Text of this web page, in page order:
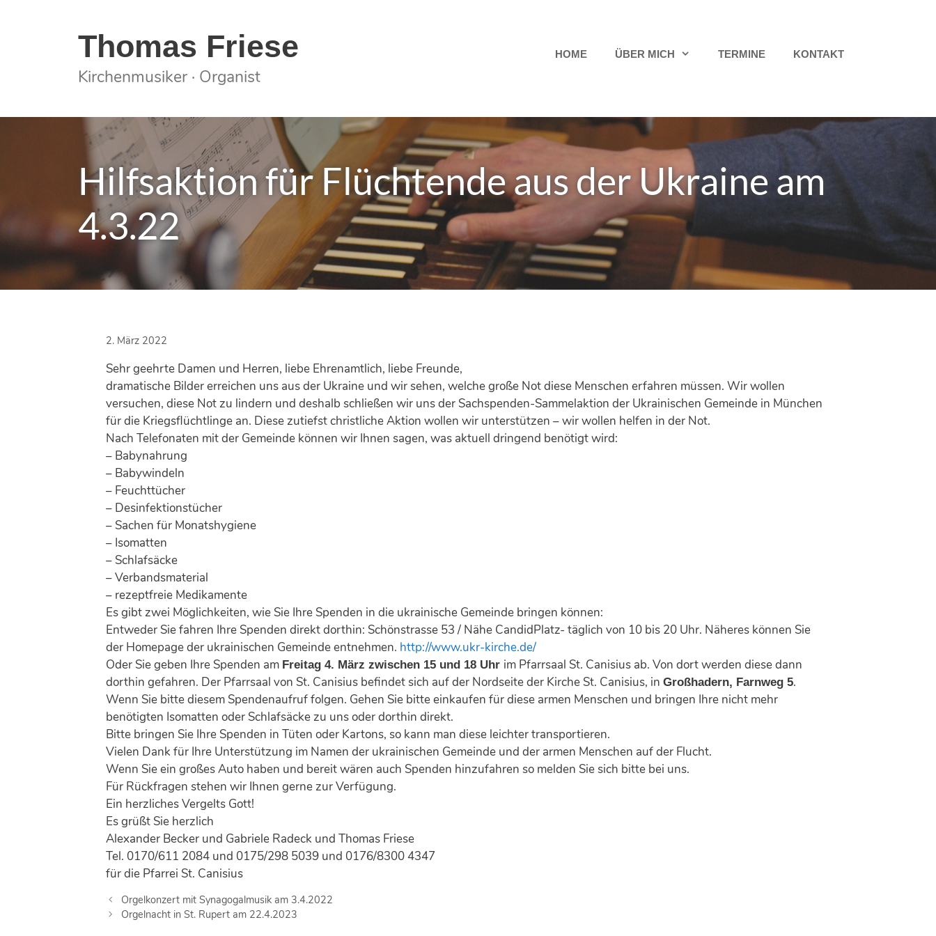
Thomas Friese
Kirchenmusiker · Organist
HOME ÜBER MICH TERMINE KONTAKT
Hilfsaktion für Flüchtende aus der Ukraine am
4.3.22
2. März 2022
Sehr geehrte Damen und Herren, liebe Ehrenamtlich, liebe Freunde,
dramatische Bilder erreichen uns aus der Ukraine und wir sehen, welche große Not diese Menschen erfahren müssen. Wir wollen
versuchen, diese Not zu lindern und deshalb schließen wir uns der Sachspenden-Sammelaktion der Ukrainischen Gemeinde in München
für die Kriegsflüchtlinge an. Diese zutiefst christliche Aktion wollen wir unterstützen – wir wollen helfen in der Not.
Nach Telefonaten mit der Gemeinde können wir Ihnen sagen, was aktuell dringend benötigt wird:
– Babynahrung
– Babywindeln
– Feuchttücher
– Desinfektionstücher
– Sachen für Monatshygiene
– Isomatten
– Schlafsäcke
– Verbandsmaterial
– rezeptfreie Medikamente
Es gibt zwei Möglichkeiten, wie Sie Ihre Spenden in die ukrainische Gemeinde bringen können:
Entweder Sie fahren Ihre Spenden direkt dorthin: Schönstrasse 53/ Nähe CandidPlatz- täglich von 10 bis 20 Uhr. Näheres können Sie
der Homepage der ukrainischen Gemeinde entnehmen. http://www.ukr-kirche.de/
Oder Sie geben Ihre Spenden am Freitag 4. März zwischen 15 und 18 Uhr im Pfarrsaal St. Canisius ab. Von dort werden diese dann
dorthin gefahren. Der Pfarrsaal von St. Canisius befindet sich auf der Nordseite der Kirche St. Canisius, in Großhadern, Farnweg 5.
Wenn Sie bitte diesem Spendenaufruf folgen. Gehen Sie bitte einkaufen für diese armen Menschen und bringen Ihre nicht mehr
benötigten Isomatten oder Schlafsäcke zu uns oder dorthin direkt.
Bitte bringen Sie Ihre Spenden in Tüten oder Kartons, so kann man diese leichter transportieren.
Vielen Dank für Ihre Unterstützung im Namen der ukrainischen Gemeinde und der armen Menschen auf der Flucht.
Wenn Sie ein großes Auto haben und bereit wären auch Spenden hinzufahren so melden Sie sich bitte bei uns.
Für Rückfragen stehen wir Ihnen gerne zur Verfügung.
Ein herzliches Vergelts Gott!
Es grüßt Sie herzlich
Alexander Becker und Gabriele Radeck und Thomas Friese
Tel. 0170/611 2084 und 0175/298 5039 und 0176/8300 4347
für die Pfarrei St. Canisius
B
e
Orgelkonzert mit Synagogalmusik am 3.4.2022
Orgelnacht in St. Rupert am 22.4.2023